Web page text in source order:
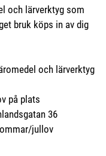
lärverktyg som
bruk köps in av dig
och lärverktyg
plats
36
jullov